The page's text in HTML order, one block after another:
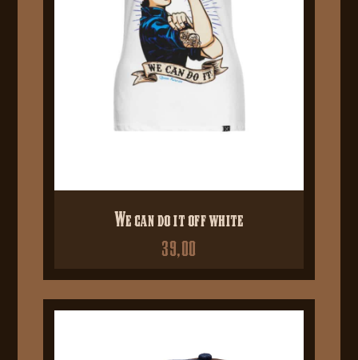
We can do it off white
39,00